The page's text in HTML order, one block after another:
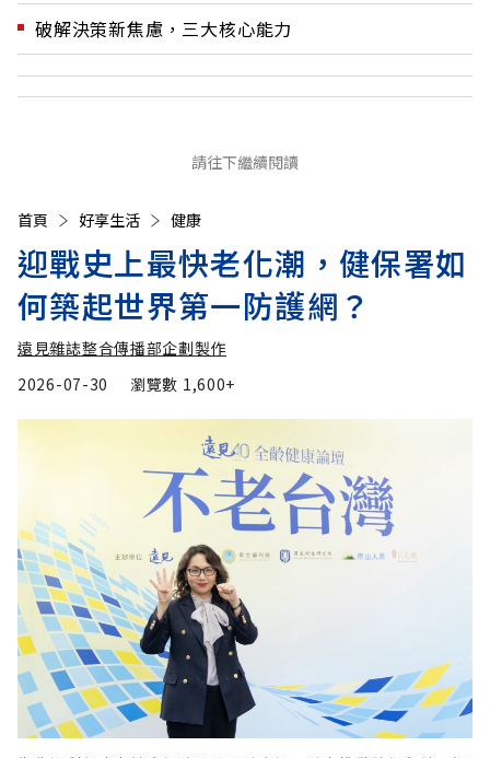
破解決策新焦慮，三大核心能力
請往下繼續閱讀
首頁 好享生活 健康
迎戰史上最快老化潮，健保署如
何築起世界第一防護網？
遠見雜誌整合傳播部企劃製作
2026-07-30
瀏覽數 1,600+